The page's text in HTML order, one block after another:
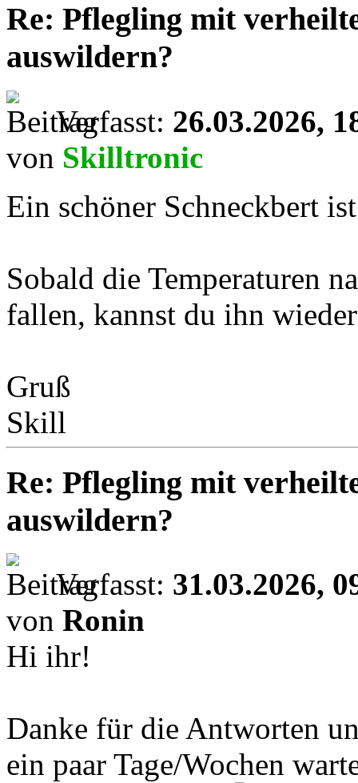
Re: Pflegling mit
auswildern?
Verfasst: 26.03.2026,
von Skilltronic
Ein schöner Schneckbert
Sobald die Temperaturen
fallen, kannst du ihn
Gruß
Skill
Re: Pflegling mit
auswildern?
Verfasst: 31.03.2026,
von Ronin
Hi ihr!
Danke für die Antworten
ein paar Tage/Wochen